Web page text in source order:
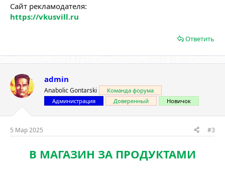
Сайт рекламодателя:
https://vkusvill.ru
Ответить
admin
Anabolic Gontarski
Команда форума
Администрация
Доверенный Новичок
5 Мар 2025 #3
В МАГАЗИН ЗА ПРОДУКТАМИ